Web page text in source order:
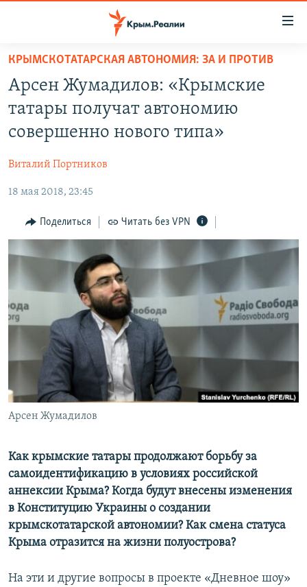
Вернуться
основному
содержанию
Вернутся
главной
Вернутся
поиску
СПЕЦПРОЕКТЫ
11 ЛЕТ ОККУПАЦИИ КРЫМА. 11 ИСТОРИЙ СОПРОТИВЛЕНИЯ
ЕЩЕ
ИНТЕРАКТИВ
ИНФОГРАФИКА
ТЕЛЕПРОЕКТ КРЫМ.РЕАЛИИ
СОВЕТЫ ПРАВОЗАЩИТНИКОВ
ПРОПАВШИЕ БЕЗ ВЕСТИ
ПОБЕДИТЕЛЕЙ НЕ СУДЯТ?
КРЫМ.НЕПОКОРЕННЫЙ
УКРАИНСКАЯ ПРОБЛЕМА КРЫМА
РАДІО СВОБОДА
КАК ОБОЙТИ БЛОКИРОВКУ
Українською
Qırımtatar
ПРИСОЕДИНЯЙТЕСЬ!
Все сайты RFE/RL
КРЫМСКОТАТАРСКАЯ АВТОНОМИЯ: ЗА И ПРОТИВ
Арсен Жумадилов: «Крымские
татары получат автономию
совершенно нового типа»
Виталий Портников
18 мая 2018, 23:45
Поделиться Читать без VPN
Арсен Жумадилов
Как крымские татары продолжают борьбу за
самоидентификацию в условиях российской
аннексии Крыма? Когда будут внесены изменения
в Конституцию Украины о создании
крымскотатарской автономии? Как смена статуса
Крыма отразится на жизни полуострова?
На эти и другие вопросы в проекте «Дневное шоу»